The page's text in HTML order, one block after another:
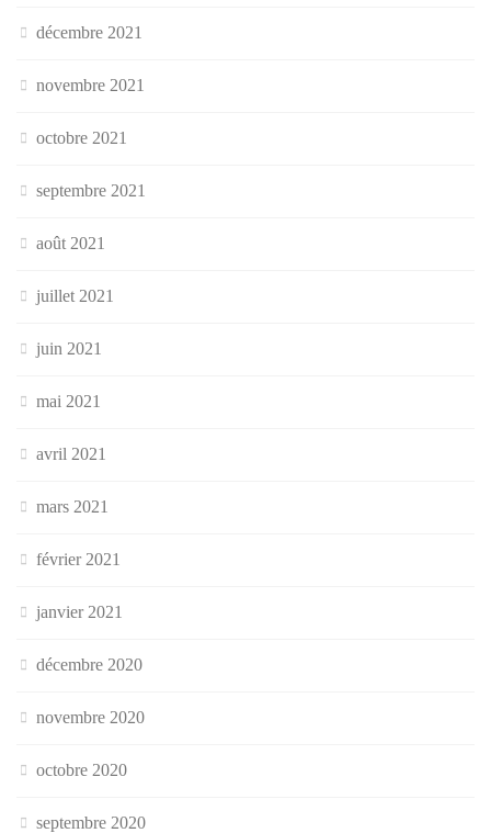
décembre 2021
novembre 2021
octobre 2021
septembre 2021
août 2021
juillet 2021
juin 2021
mai 2021
avril 2021
mars 2021
février 2021
janvier 2021
décembre 2020
novembre 2020
octobre 2020
septembre 2020